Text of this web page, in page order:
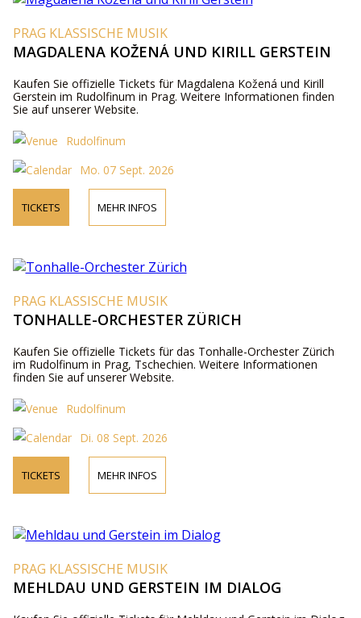
PRAG KLASSISCHE MUSIK
MAGDALENA KOŽENÁ UND KIRILL GERSTEIN
Kaufen Sie offizielle Tickets für Magdalena Kožená und Kirill
Gerstein im Rudolfinum in Prag. Weitere Informationen finden
Sie auf unserer Website.
Rudolfinum
Mo. 07 Sept. 2026
TICKETS MEHR INFOS
PRAG KLASSISCHE MUSIK
TONHALLE-ORCHESTER ZÜRICH
Kaufen Sie offizielle Tickets für das Tonhalle-Orchester Zürich
im Rudolfinum in Prag, Tschechien. Weitere Informationen
finden Sie auf unserer Website.
Rudolfinum
Di. 08 Sept. 2026
TICKETS MEHR INFOS
PRAG KLASSISCHE MUSIK
MEHLDAU UND GERSTEIN IM DIALOG